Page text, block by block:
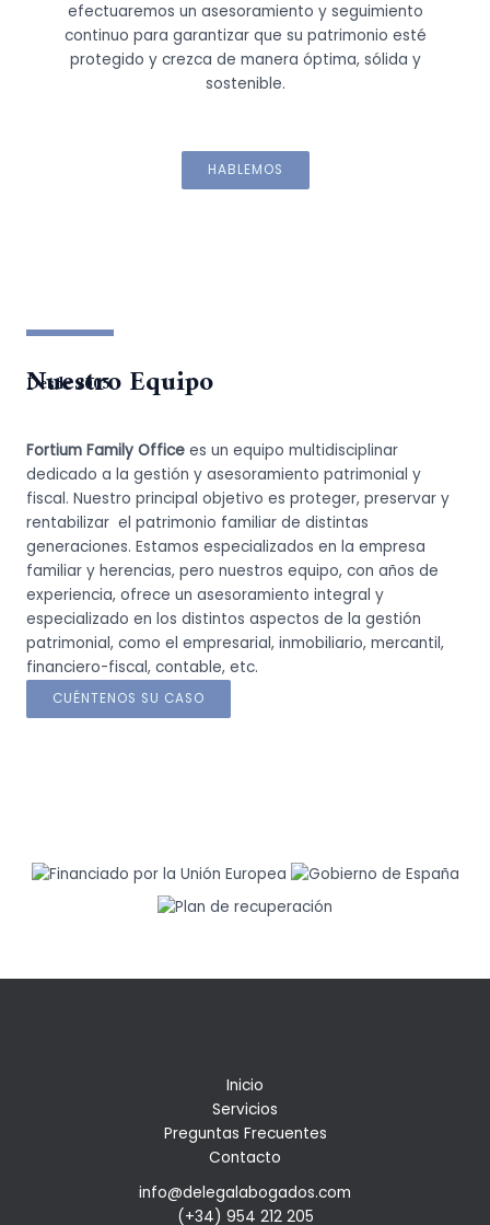
efectuaremos un asesoramiento y seguimiento
continuo para garantizar que su patrimonio esté
protegido y crezca de manera óptima, sólida y
sostenible.
HABLEMOS
Nuestro Equipo
Desde 2005
Fortium Family Office es un equipo multidisciplinar
dedicado a la gestión y asesoramiento patrimonial y
fiscal. Nuestro principal objetivo es proteger, preservar y
rentabilizar el patrimonio familiar de distintas
generaciones. Estamos especializados en la empresa
familiar y herencias, pero nuestros equipo, con años de
experiencia, ofrece un asesoramiento integral y
especializado en los distintos aspectos de la gestión
patrimonial, como el empresarial, inmobiliario, mercantil,
financiero-fiscal, contable, etc.
CUÉNTENOS SU CASO
Inicio
Servicios
Preguntas Frecuentes
Contacto
info@delegalabogados.com
(+34) 954 212 205